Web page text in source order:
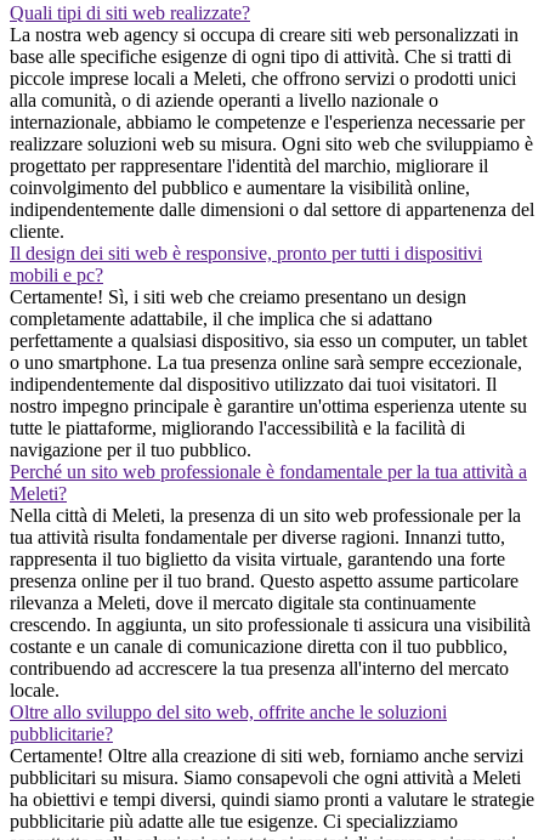
Quali tipi di siti web realizzate?
La nostra web agency si occupa di creare siti web personalizzati in
base alle specifiche esigenze di ogni tipo di attività. Che si tratti di
piccole imprese locali a Meleti, che offrono servizi o prodotti unici
alla comunità, o di aziende operanti a livello nazionale o
internazionale, abbiamo le competenze e l'esperienza necessarie per
realizzare soluzioni web su misura. Ogni sito web che sviluppiamo è
progettato per rappresentare l'identità del marchio, migliorare il
coinvolgimento del pubblico e aumentare la visibilità online,
indipendentemente dalle dimensioni o dal settore di appartenenza del
cliente.
Il design dei siti web è responsive, pronto per tutti i dispositivi
mobili e pc?
Certamente! Sì, i siti web che creiamo presentano un design
completamente adattabile, il che implica che si adattano
perfettamente a qualsiasi dispositivo, sia esso un computer, un tablet
o uno smartphone. La tua presenza online sarà sempre eccezionale,
indipendentemente dal dispositivo utilizzato dai tuoi visitatori. Il
nostro impegno principale è garantire un'ottima esperienza utente su
tutte le piattaforme, migliorando l'accessibilità e la facilità di
navigazione per il tuo pubblico.
Perché un sito web professionale è fondamentale per la tua attività a
Meleti?
Nella città di Meleti, la presenza di un sito web professionale per la
tua attività risulta fondamentale per diverse ragioni. Innanzi tutto,
rappresenta il tuo biglietto da visita virtuale, garantendo una forte
presenza online per il tuo brand. Questo aspetto assume particolare
rilevanza a Meleti, dove il mercato digitale sta continuamente
crescendo. In aggiunta, un sito professionale ti assicura una visibilità
costante e un canale di comunicazione diretta con il tuo pubblico,
contribuendo ad accrescere la tua presenza all'interno del mercato
locale.
Oltre allo sviluppo del sito web, offrite anche le soluzioni
pubblicitarie?
Certamente! Oltre alla creazione di siti web, forniamo anche servizi
pubblicitari su misura. Siamo consapevoli che ogni attività a Meleti
ha obiettivi e tempi diversi, quindi siamo pronti a valutare le strategie
pubblicitarie più adatte alle tue esigenze. Ci specializziamo